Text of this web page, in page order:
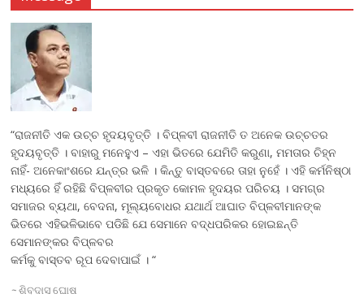
“ରାଜନୀତି ଏକ ଉଚ୍ଚ ହୃଦୟବୃତ୍ତି । ବିପ୍ଳବୀ ରାଜନୀତି ତ ଅନେକ ଉଚ୍ଚତର
ହୃଦୟବୃତ୍ତି । ବାହାରୁ ମନେହୁଏ – ଏହା ଭିତରେ ଯେମିତି କରୁଣା, ମମତାର ଚିହ୍ନ
ନାହିଁ- ଅନେକାଂଶରେ ଯନ୍ତ୍ର ଭଳି । କିନ୍ତୁ ବାସ୍ତବରେ ତାହା ନୁହେଁ । ଏହି କର୍ମନିଷ୍ଠା
ମଧ୍ୟରେ ହିଁ ରହିଛି ବିପ୍ଳବୀର ପ୍ରକୃତ କୋମଳ ହୃଦୟର ପରିଚୟ । ସମଗ୍ର
ସମାଜର ବ୍ୟଥା, ବେଦନା, ମୂଲ୍ୟବୋଧର ଯଥାର୍ଥ ଆଘାତ ବିପ୍ଳବୀମାନଙ୍କ
ଭିତରେ ଏହିଭଳିଭାବେ ପଡିଛି ଯେ ସେମାନେ ବଦ୍ଧପରିକର ହୋଇଛନ୍ତି
ସେମାନଙ୍କର ବିପ୍ଳବର
କର୍ମକୁ ବାସ୍ତବ ରୂପ ଦେବାପାଇଁ । “
~ଶିବଦାସ ଘୋଷ